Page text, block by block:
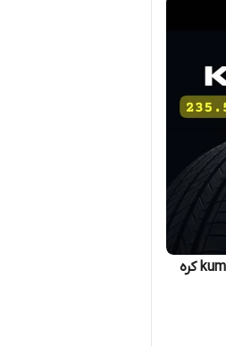
لاستیک سایز 18-55-235 kumho کره